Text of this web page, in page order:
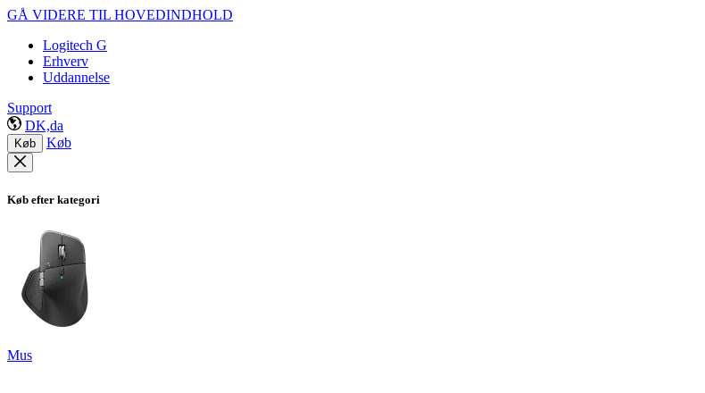
GÅ VIDERE TIL HOVEDINDHOLD
Logitech G
Erhverv
Uddannelse
Support
DK,da
Køb Køb
Køb efter kategori
Mus